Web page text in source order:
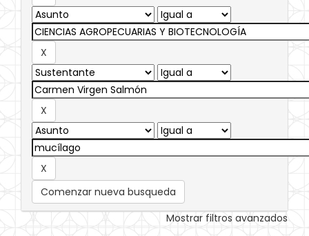
Comenzar nueva busqueda
Mostrar filtros avanzados